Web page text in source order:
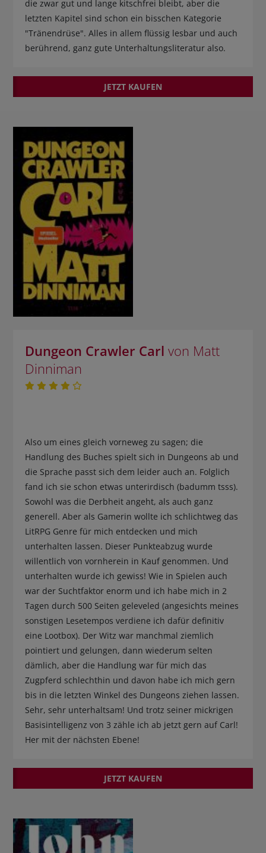
die zwar gut und lange kitschfrei bleibt, aber die
letzten Kapitel sind schon ein bisschen Kategorie
"Tränendrüse". Alles in allem flüssig lesbar und auch
berührend, ganz gute Unterhaltungsliteratur also.
JETZT KAUFEN
Dungeon Crawler Carl von Matt
Dinniman
Also um eines gleich vorneweg zu sagen; die
Handlung des Buches spielt sich in Dungeons ab und
die Sprache passt sich dem leider auch an. Folglich
fand ich sie schon etwas unterirdisch (badumm tsss).
Sowohl was die Derbheit angeht, als auch ganz
generell. Aber als Gamerin wollte ich schlichtweg das
LitRPG Genre für mich entdecken und mich
unterhalten lassen. Dieser Punkteabzug wurde
willentlich von vornherein in Kauf genommen. Und
unterhalten wurde ich gewiss! Wie in Spielen auch
war der Suchtfaktor enorm und ich habe mich in 2
Tagen durch 500 Seiten geleveled (angesichts meines
sonstigen Lesetempos verdiene ich dafür definitiv
eine Lootbox). Der Witz war manchmal ziemlich
pointiert und gelungen, dann wiederum selten
dämlich, aber die Handlung war für mich das
Zugpferd schlechthin und davon habe ich mich gern
bis in die letzten Winkel des Dungeons ziehen lassen.
Sehr, sehr unterhaltsam! Und trotz seiner mickrigen
Basisintelligenz von 3 zähle ich ab jetzt gern auf Carl!
Her mit der nächsten Ebene!
JETZT KAUFEN